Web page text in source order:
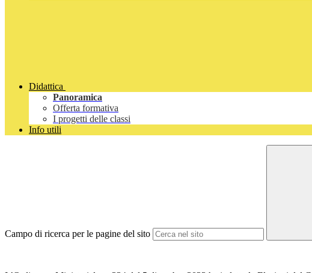
Didattica
Panoramica
Offerta formativa
I progetti delle classi
Info utili
Campo di ricerca per le pagine del sito